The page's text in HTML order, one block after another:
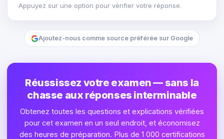
Appuyez sur une option pour vérifier votre réponse.
Ajoutez-nous comme source préférée sur Google
Réussissez votre examen — sans la
chasse aux réponses interminable
Obtenez toutes les questions et explications vérifiées
pour cet examen en un seul endroit, et économisez
des heures de préparation. Plus de 1 000 certifications